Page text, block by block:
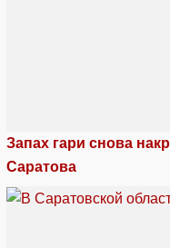
Запах гари снова
Саратова